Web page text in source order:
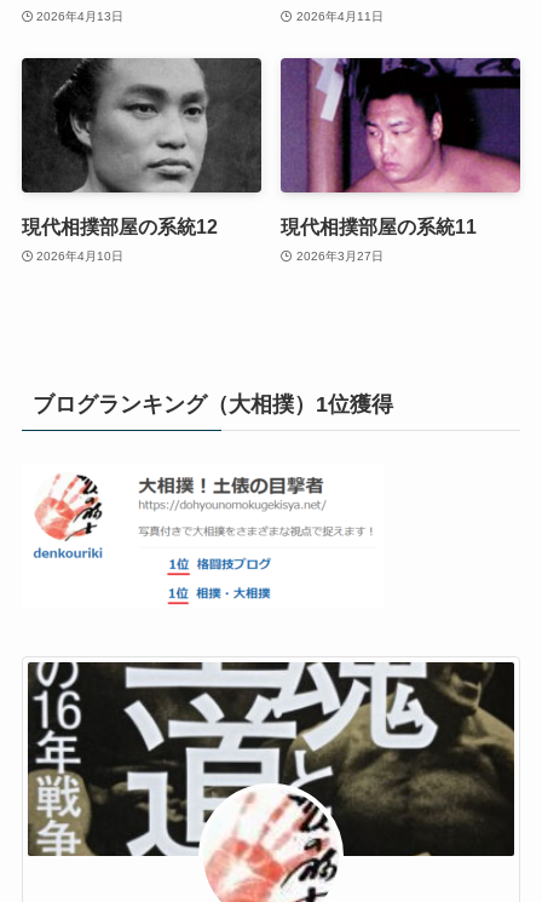
2026年4月13日 2026年4月11日
現代相撲部屋の系統12
2026年4月10日
現代相撲部屋の系統11
2026年3月27日
ブログランキング（大相撲）1位獲得